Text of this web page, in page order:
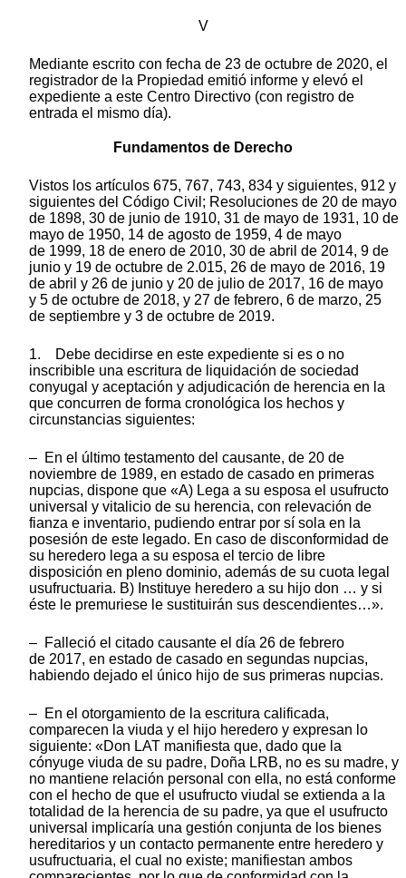
V
Mediante escrito con fecha de 23 de octubre de 2020, el
registrador de la Propiedad emitió informe y elevó el
expediente a este Centro Directivo (con registro de
entrada el mismo día).
Fundamentos de Derecho
Vistos los artículos 675, 767, 743, 834 y siguientes, 912 y
siguientes del Código Civil; Resoluciones de 20 de mayo
de 1898, 30 de junio de 1910, 31 de mayo de 1931, 10 de
mayo de 1950, 14 de agosto de 1959, 4 de mayo
de 1999, 18 de enero de 2010, 30 de abril de 2014, 9 de
junio y 19 de octubre de 2.015, 26 de mayo de 2016, 19
de abril y 26 de junio y 20 de julio de 2017, 16 de mayo
y 5 de octubre de 2018, y 27 de febrero, 6 de marzo, 25
de septiembre y 3 de octubre de 2019.
1. Debe decidirse en este expediente si es o no
inscribible una escritura de liquidación de sociedad
conyugal y aceptación y adjudicación de herencia en la
que concurren de forma cronológica los hechos y
circunstancias siguientes:
– En el último testamento del causante, de 20 de
noviembre de 1989, en estado de casado en primeras
nupcias, dispone que «A) Lega a su esposa el usufructo
universal y vitalicio de su herencia, con relevación de
fianza e inventario, pudiendo entrar por sí sola en la
posesión de este legado. En caso de disconformidad de
su heredero lega a su esposa el tercio de libre
disposición en pleno dominio, además de su cuota legal
usufructuaria. B) Instituye heredero a su hijo don … y si
éste le premuriese le sustituirán sus descendientes…».
– Falleció el citado causante el día 26 de febrero
de 2017, en estado de casado en segundas nupcias,
habiendo dejado el único hijo de sus primeras nupcias.
– En el otorgamiento de la escritura calificada,
comparecen la viuda y el hijo heredero y expresan lo
siguiente: «Don LAT manifiesta que, dado que la
cónyuge viuda de su padre, Doña LRB, no es su madre, y
no mantiene relación personal con ella, no está conforme
con el hecho de que el usufructo viudal se extienda a la
totalidad de la herencia de su padre, ya que el usufructo
universal implicaría una gestión conjunta de los bienes
hereditarios y un contacto permanente entre heredero y
usufructuaria, el cual no existe; manifiestan ambos